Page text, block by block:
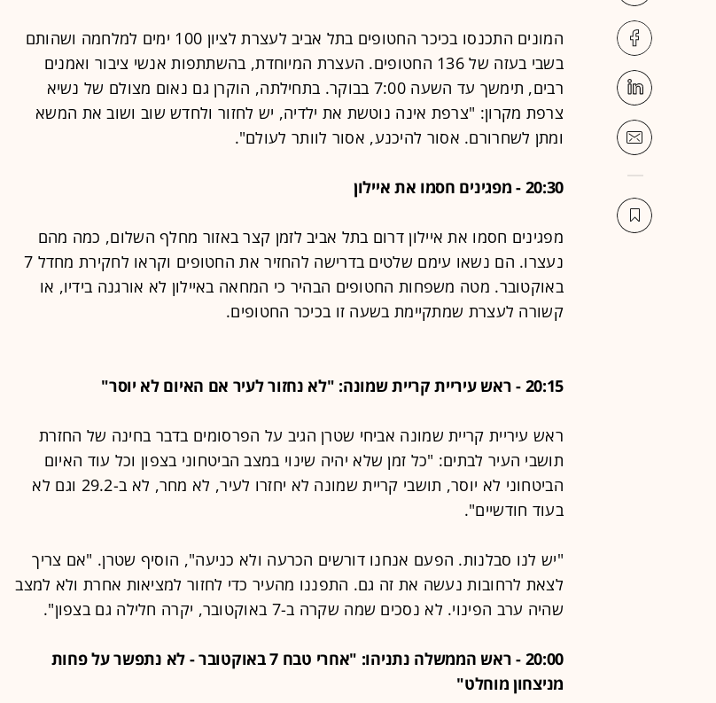
המונים התכנסו בכיכר החטופים בתל אביב לעצרת לציון 100 ימים למלחמה ושהותם
בשבי בעזה של 136 החטופים. העצרת המיוחדת, בהשתתפות אנשי ציבור ואמנים
רבים, תימשך עד השעה 7:00 בבוקר. בתחילתה, הוקרן גם נאום מצולם של נשיא
צרפת מקרון: "צרפת אינה נוטשת את ילדיה, יש לחזור ולחדש שוב ושוב את המשא
ומתן לשחרורם. אסור להיכנע, אסור לוותר לעולם".
20:30 - מפגינים חסמו את איילון
מפגינים חסמו את איילון דרום בתל אביב לזמן קצר באזור מחלף השלום, כמה מהם
נעצרו. הם נשאו עימם שלטים בדרישה להחזיר את החטופים וקראו לחקירת מחדל 7
באוקטובר. מטה משפחות החטופים הבהיר כי המחאה באיילון לא אורגנה בידיו, או
קשורה לעצרת שמתקיימת בשעה זו בכיכר החטופים.
20:15 - ראש עיריית קריית שמונה: "לא נחזור לעיר אם האיום לא יוסר"
ראש עיריית קריית שמונה אביחי שטרן הגיב על הפרסומים בדבר בחינה של החזרת
תושבי העיר לבתים: "כל זמן שלא יהיה שינוי במצב הביטחוני בצפון וכל עוד האיום
הביטחוני לא יוסר, תושבי קריית שמונה לא יחזרו לעיר, לא מחר, לא ב-29.2 וגם לא
בעוד חודשיים".
"יש לנו סבלנות. הפעם אנחנו דורשים הכרעה ולא כניעה", הוסיף שטרן. "אם צריך
לצאת לרחובות נעשה את זה גם. התפננו מהעיר כדי לחזור למציאות אחרת ולא למצב
שהיה ערב הפינוי. לא נסכים שמה שקרה ב-7 באוקטובר, יקרה חלילה גם בצפון".
20:00 - ראש הממשלה נתניהו: "אחרי טבח 7 באוקטובר - לא נתפשר על פחות
מניצחון מוחלט"